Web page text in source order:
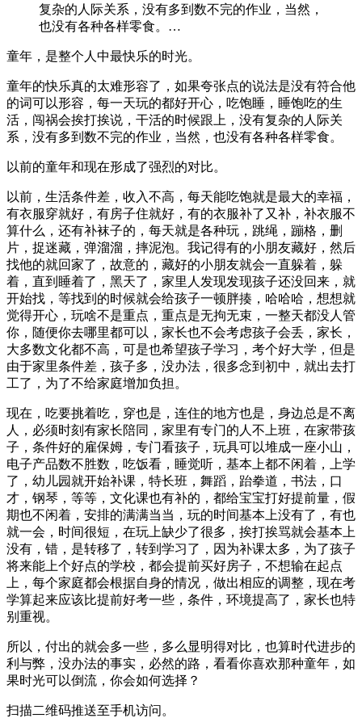
复杂的人际关系，没有多到数不完的作业，当然，
也没有各种各样零食。…
童年，是整个人中最快乐的时光。
童年的快乐真的太难形容了，如果夸张点的说法是没有符合他
的词可以形容，每一天玩的都好开心，吃饱睡，睡饱吃的生
活，闯祸会挨打挨说，干活的时候跟上，没有复杂的人际关
系，没有多到数不完的作业，当然，也没有各种各样零食。
以前的童年和现在形成了强烈的对比。
以前，生活条件差，收入不高，每天能吃饱就是最大的幸福，
有衣服穿就好，有房子住就好，有的衣服补了又补，补衣服不
算什么，还有补袜子的，每天就是各种玩，跳绳，蹦格，删
片，捉迷藏，弹溜溜，摔泥泡。我记得有的小朋友藏好，然后
找他的就回家了，故意的，藏好的小朋友就会一直躲着，躲
着，直到睡着了，黑天了，家里人发现发现孩子还没回来，就
开始找，等找到的时候就会给孩子一顿胖揍，哈哈哈，想想就
觉得开心，玩啥不是重点，重点是无拘无束，一整天都没人管
你，随便你去哪里都可以，家长也不会考虑孩子会丢，家长，
大多数文化都不高，可是也希望孩子学习，考个好大学，但是
由于家里条件差，孩子多，没办法，很多念到初中，就出去打
工了，为了不给家庭增加负担。
现在，吃要挑着吃，穿也是，连住的地方也是，身边总是不离
人，必须时刻有家长陪同，家里有专门的人不上班，在家带孩
子，条件好的雇保姆，专门看孩子，玩具可以堆成一座小山，
电子产品数不胜数，吃饭看，睡觉听，基本上都不闲着，上学
了，幼儿园就开始补课，特长班，舞蹈，跆拳道，书法，口
才，钢琴，等等，文化课也有补的，都给宝宝打好提前量，假
期也不闲着，安排的满满当当，玩的时间基本上没有了，有也
就一会，时间很短，在玩上缺少了很多，挨打挨骂就会基本上
没有，错，是转移了，转到学习了，因为补课太多，为了孩子
将来能上个好点的学校，都会提前买好房子，不想输在起点
上，每个家庭都会根据自身的情况，做出相应的调整，现在考
学算起来应该比提前好考一些，条件，环境提高了，家长也特
别重视。
所以，付出的就会多一些，多么显明得对比，也算时代进步的
利与弊，没办法的事实，必然的路，看看你喜欢那种童年，如
果时光可以倒流，你会如何选择？
扫描二维码推送至手机访问。